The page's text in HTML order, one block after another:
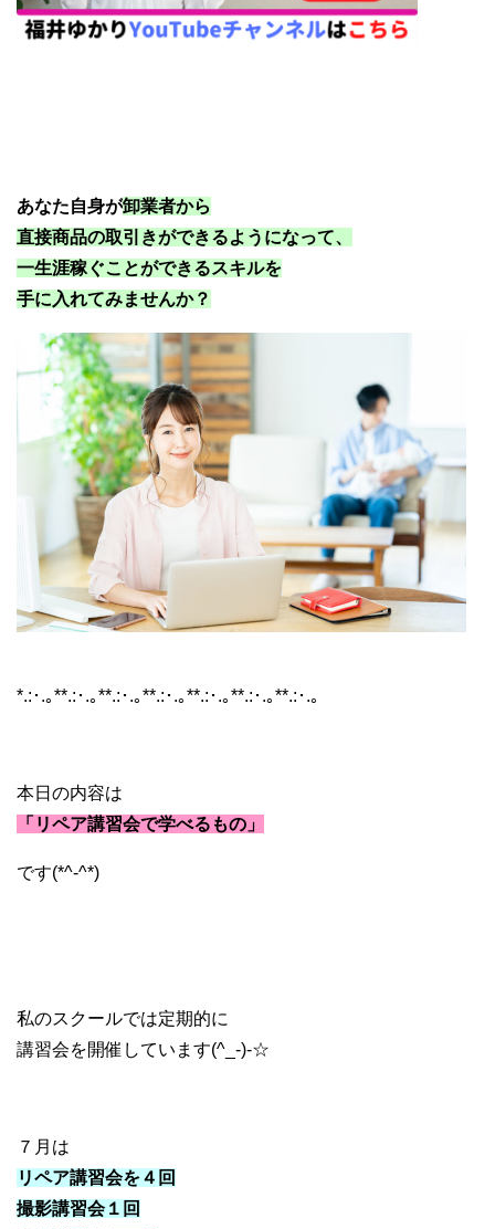
あなた自身が卸業者から
直接商品の取引きができるようになって、
一生涯稼ぐことができるスキルを
手に入れてみませんか？
*.:･.｡**.:･.｡**.:･.｡**.:･.｡**.:･.｡**.:･.｡**.:･.｡
本日の内容は
「リペア講習会で学べるもの」
です(*^-^*)
私のスクールでは定期的に
講習会を開催しています(^_-)-☆
７月は
リペア講習会を４回
撮影講習会１回